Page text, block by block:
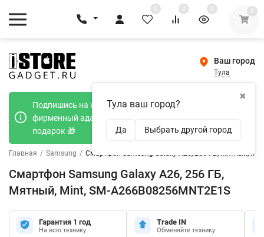
0 0 0 0
Ваш город
Тула
✖
Тула ваш город?
Да Выбрать другой город
Подпишись на наш телеграмм канал и получи
фирменный адаптер Type-C 20W при покупке в
подарок 🎁
Главная / Samsung / Смартфон Samsung Galaxy A26, 256 ГБ, Мятный,
Смартфон Samsung Galaxy A26, 256 ГБ,
Мятный, Mint, SM-A266B08256MNT2E1S
Гарантия 1 год
На всю технику
Trade IN
Обменяйте технику